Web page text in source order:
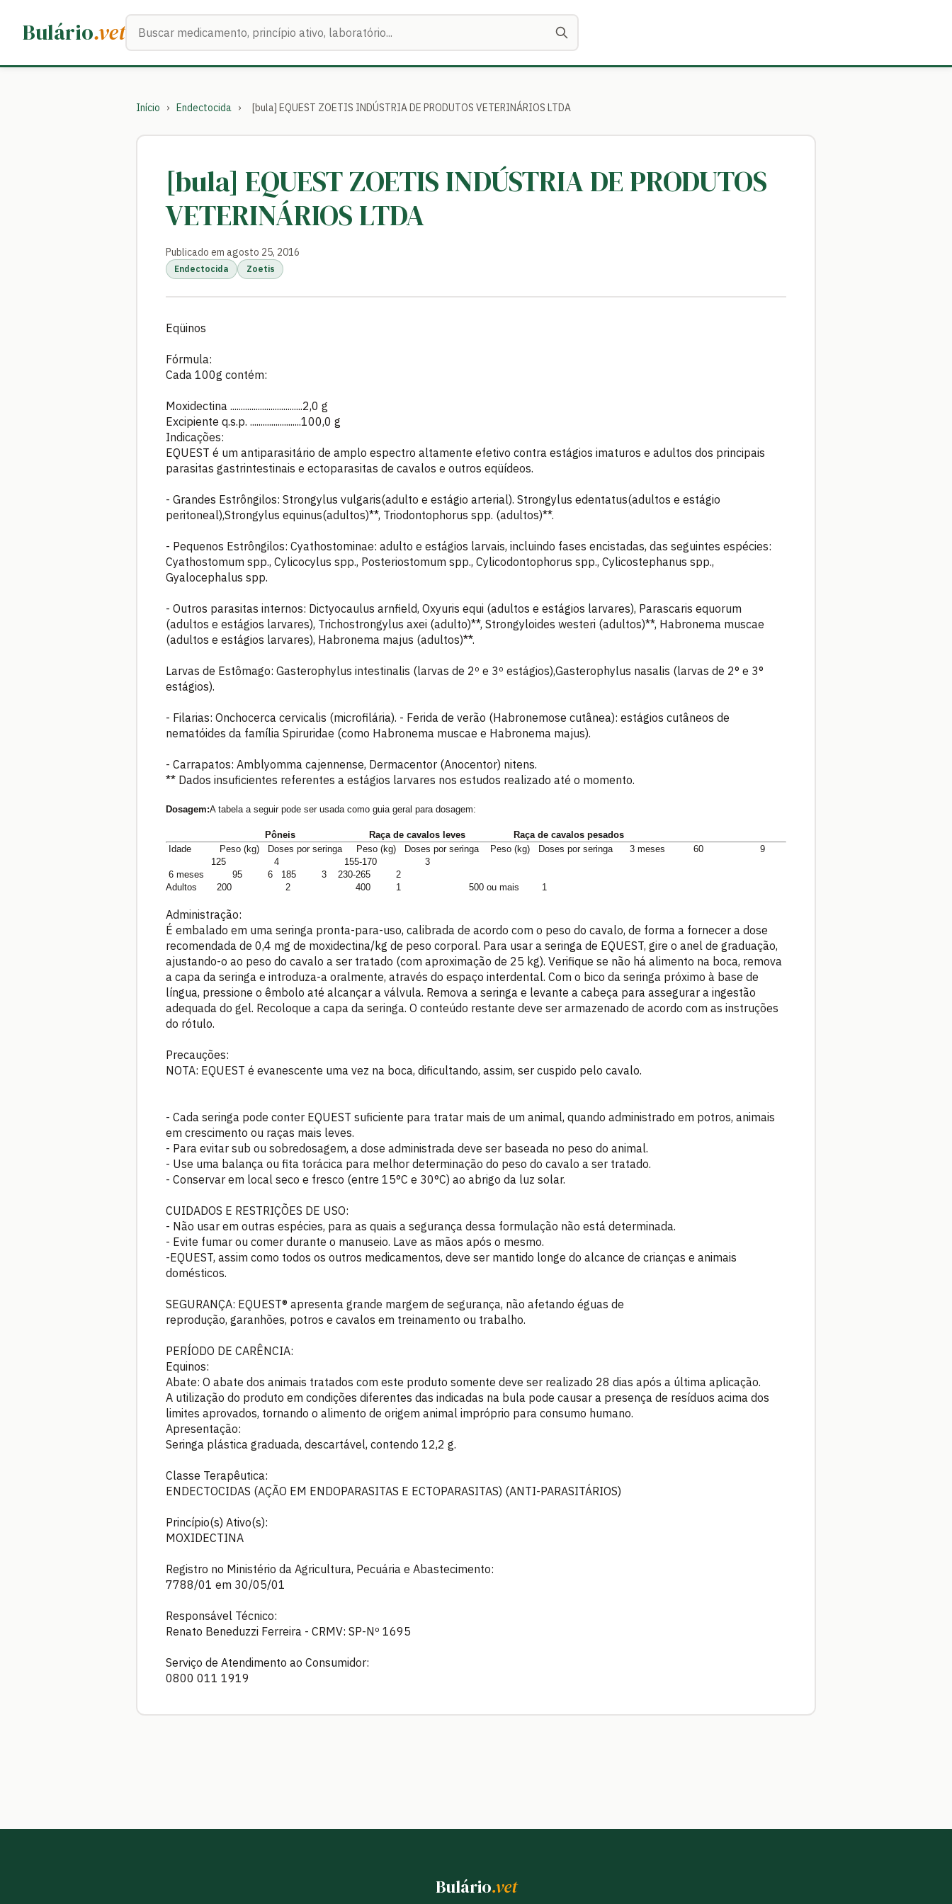
Bulário.vetBuscar medicamentos
Início › Endectocida › [bula] EQUEST ZOETIS INDÚSTRIA DE PRODUTOS VETERINÁRIOS LTDA
[bula] EQUEST ZOETIS INDÚSTRIA DE PRODUTOS
VETERINÁRIOS LTDA
Publicado em agosto 25, 2016
Endectocida Zoetis
Eqüinos
Fórmula:
Cada 100g contém:
Moxidectina ..................................2,0 g
Excipiente q.s.p. ........................100,0 g
Indicações:
EQUEST é um antiparasitário de amplo espectro altamente efetivo contra estágios imaturos e adultos dos principais
parasitas gastrintestinais e ectoparasitas de cavalos e outros eqüídeos.
- Grandes Estrôngilos: Strongylus vulgaris(adulto e estágio arterial). Strongylus edentatus(adultos e estágio
peritoneal),Strongylus equinus(adultos)**, Triodontophorus spp. (adultos)**.
- Pequenos Estrôngilos: Cyathostominae: adulto e estágios larvais, incluindo fases encistadas, das seguintes espécies:
Cyathostomum spp., Cylicocylus spp., Posteriostomum spp., Cylicodontophorus spp., Cylicostephanus spp.,
Gyalocephalus spp.
- Outros parasitas internos: Dictyocaulus arnfield, Oxyuris equi (adultos e estágios larvares), Parascaris equorum
(adultos e estágios larvares), Trichostrongylus axei (adulto)**, Strongyloides westeri (adultos)**, Habronema muscae
(adultos e estágios larvares), Habronema majus (adultos)**.
Larvas de Estômago: Gasterophylus intestinalis (larvas de 2º e 3º estágios),Gasterophylus nasalis (larvas de 2° e 3°
estágios).
- Filarias: Onchocerca cervicalis (microfilária). - Ferida de verão (Habronemose cutânea): estágios cutâneos de
nematóides da família Spiruridae (como Habronema muscae e Habronema majus).
- Carrapatos: Amblyomma cajennense, Dermacentor (Anocentor) nitens.
** Dados insuficientes referentes a estágios larvares nos estudos realizado até o momento.
Dosagem:A tabela a seguir pode ser usada como guia geral para dosagem:
Pôneis Raça de cavalos leves Raça de cavalos pesados
Idade Peso (kg) Doses por seringa Peso (kg) Doses por seringa Peso (kg) Doses por seringa 3 meses 60 9
125 4 155-170 3
6 meses 95
6 185 3 230-265
2
Adultos
200 2 400 1 500 ou mais 1
Administração:
É embalado em uma seringa pronta-para-uso, calibrada de acordo com o peso do cavalo, de forma a fornecer a dose
recomendada de 0,4 mg de moxidectina/kg de peso corporal. Para usar a seringa de EQUEST, gire o anel de graduação,
ajustando-o ao peso do cavalo a ser tratado (com aproximação de 25 kg). Verifique se não há alimento na boca, remova
a capa da seringa e introduza-a oralmente, através do espaço interdental. Com o bico da seringa próximo à base de
língua, pressione o êmbolo até alcançar a válvula. Remova a seringa e levante a cabeça para assegurar a ingestão
adequada do gel. Recoloque a capa da seringa. O conteúdo restante deve ser armazenado de acordo com as instruções
do rótulo.
Precauções:
NOTA: EQUEST é evanescente uma vez na boca, dificultando, assim, ser cuspido pelo cavalo.
- Cada seringa pode conter EQUEST suficiente para tratar mais de um animal, quando administrado em potros, animais
em crescimento ou raças mais leves.
- Para evitar sub ou sobredosagem, a dose administrada deve ser baseada no peso do animal.
- Use uma balança ou fita torácica para melhor determinação do peso do cavalo a ser tratado.
- Conservar em local seco e fresco (entre 15°C e 30°C) ao abrigo da luz solar.
CUIDADOS E RESTRIÇÕES DE USO:
- Não usar em outras espécies, para as quais a segurança dessa formulação não está determinada.
- Evite fumar ou comer durante o manuseio. Lave as mãos após o mesmo.
-EQUEST, assim como todos os outros medicamentos, deve ser mantido longe do alcance de crianças e animais
domésticos.
SEGURANÇA: EQUEST® apresenta grande margem de segurança, não afetando éguas de
reprodução, garanhões, potros e cavalos em treinamento ou trabalho.
PERÍODO DE CARÊNCIA:
Equinos:
Abate: O abate dos animais tratados com este produto somente deve ser realizado 28 dias após a última aplicação.
A utilização do produto em condições diferentes das indicadas na bula pode causar a presença de resíduos acima dos
limites aprovados, tornando o alimento de origem animal impróprio para consumo humano.
Apresentação:
Seringa plástica graduada, descartável, contendo 12,2 g.
Classe Terapêutica:
ENDECTOCIDAS (AÇÃO EM ENDOPARASITAS E ECTOPARASITAS) (ANTI-PARASITÁRIOS)
Princípio(s) Ativo(s):
MOXIDECTINA
Registro no Ministério da Agricultura, Pecuária e Abastecimento:
7788/01 em 30/05/01
Responsável Técnico:
Renato Beneduzzi Ferreira - CRMV: SP-Nº 1695
Serviço de Atendimento ao Consumidor:
0800 011 1919
Bulário.vet